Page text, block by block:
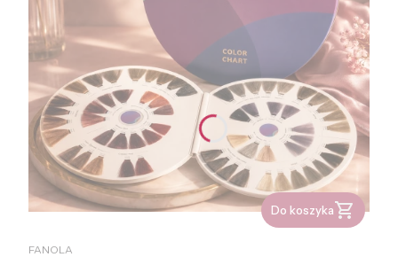
Do koszyka
PRODUCENT
FANOLA